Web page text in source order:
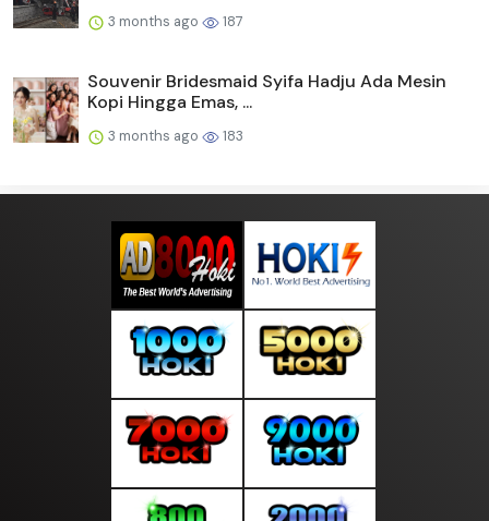
3 months ago 187
Souvenir Bridesmaid Syifa Hadju Ada Mesin
Kopi Hingga Emas, ...
3 months ago 183